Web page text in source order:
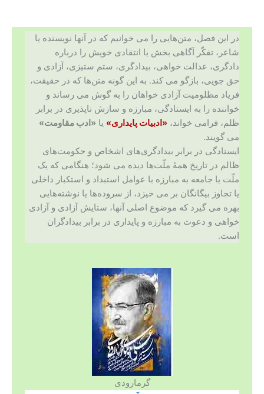
در این فصل، متن‌هایی را می خوانیم که در آنها نویسنده یا
شاعر، تفکّر آگاهی بخش یا انتقادی خویش را درباره
دادگری، عدالت خواهی، بیدادگری، ستم ستیزی، آزادی و
حق جویی، بازگو می کند. به این گونه متن‌ها که در حقیقت،
فریاد مظلومیت آزادی خواهان را به گوش می رساند و
خواننده را به ایستادگی، مبارزه و سازش ناپذیری در برابر
ظلم، فرامی خواند، «ادبیات پایداری» یا «ادب مقاومت»
می گویند.
ایستادگی در برابر بیدادگری‌های اشخاص و حکومت‌های
ظالم در تاریخ همهٔ ملّت‌ها دیده می شود؛ هنگامی که یک
ملّت یا جامعه به مبارزه با عوامل استبداد و استکبار داخلی
یا تجاوز بیگانگان بر می خیزد، از سروده‌ها یا نوشته‌هایی
بهره می گیرد که موضوع اصلی آنها، ستایش آزادی و آزادی
خواهی و دعوت به مبارزه و پایداری در برابر بیدادگران
است.
گرمارودی